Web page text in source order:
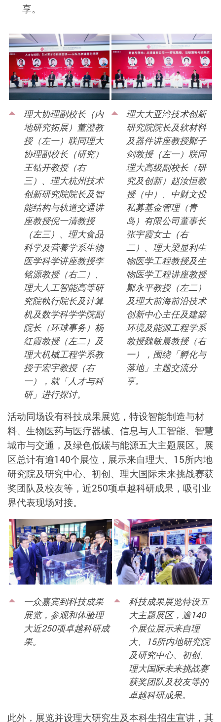
享。
理大协理副校长（内
地研究拓展）董澄教
授（左一）联同理大
协理副校长（研究）
王钻开教授（右
三）、理大杭州技术
创新研究院院长及智
能结构与轨道交通讲
座教授倪一清教授
（左三）、理大食品
科学及营養学系生物
医学科学讲座教授李
铭源教授（右二）、
理大人工智能高等研
究院執行院长及计算
机及数学科学学院副
院长（环球事务）杨
红霞教授（左二）及
理大机械工程学系教
授于宏宇教授（右
一），就「人才与科
研」进行探讨。
理大大亚湾技术创新
研究院院长及软材料
及器件讲座教授鄭子
剑教授（左一）联同
理大高级副校长（研
究及创新）赵汝恒教
授（中）、中财文投
私募基金管理（青
岛）有限公司董事长
张宇霞女士（右
二）、理大梁显利生
物医学工程教授及生
物医学工程讲座教授
鄭永平教授（左二）
及理大前海前沿技术
创新中心主任及建築
环境及能源工程学系
教授魏敏晨教授（右
一），围绕「孵化与
落地」主题交流分
享。
活动同场设有科技成果展览，特设智能制造与材
料、生物医药与医疗器械、信息与人工智能、智慧
城市与交通，及绿色低碳与能源五大主题展区。展
区总计有逾140个展位，展示来自理大、15所内地
研究院及研究中心、初创、理大国际未来挑战赛获
奖团队及校友等，近250项卓越科研成果，吸引业
界代表现场对接。
一众嘉宾到科技成果
展览，参观和体验理
大近250项卓越科研成
果。
科技成果展览特设五
大主题展区，逾140
个展位展示来自理
大、15所内地研究院
及研究中心、初创、
理大国际未来挑战赛
获奖团队及校友等的
卓越科研成果。
此外，展览并设理大研究生及本科生招生宣讲，其